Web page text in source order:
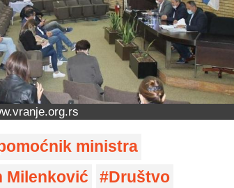
ministra
Milenković Društvo